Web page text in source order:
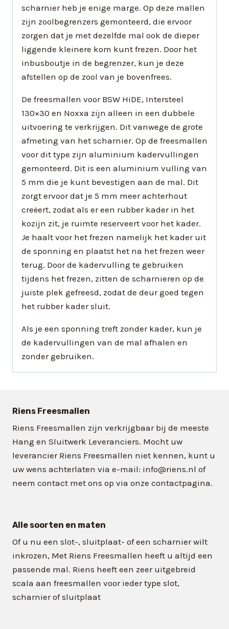
scharnier heb je enige marge. Op deze mallen
zijn zoolbegrenzers gemonteerd, die ervoor
zorgen dat je met dezelfde mal ook de dieper
liggende kleinere kom kunt frezen. Door het
inbusboutje in de begrenzer, kun je deze
afstellen op de zool van je bovenfrees.
De freesmallen voor BSW HiDE, Intersteel
130×30 en Noxxa zijn alleen in een dubbele
uitvoering te verkrijgen. Dit vanwege de grote
afmeting van het scharnier. Op de freesmallen
voor dit type zijn aluminium kadervullingen
gemonteerd. Dit is een aluminium vulling van
5 mm die je kunt bevestigen aan de mal. Dit
zorgt ervoor dat je 5 mm meer achterhout
creëert, zodat als er een rubber kader in het
kozijn zit, je ruimte reserveert voor het kader.
Je haalt voor het frezen namelijk het kader uit
de sponning en plaatst het na het frezen weer
terug. Door de kadervulling te gebruiken
tijdens het frezen, zitten de scharnieren op de
juiste plek gefreesd, zodat de deur goed tegen
het rubber kader sluit.
Als je een sponning treft zonder kader, kun je
de kadervullingen van de mal afhalen en
zonder gebruiken.
Riens Freesmallen
Riens Freesmallen zijn verkrijgbaar bij de meeste
Hang en Sluitwerk Leveranciers. Mocht uw
leverancier Riens Freesmallen niet kennen, kunt u
uw wens achterlaten via e-mail: info@riens.nl of
neem contact met ons op via onze contactpagina.
Alle soorten en maten
Of u nu een slot-, sluitplaat- of een scharnier wilt
inkrozen, Met Riens Freesmallen heeft u altijd een
passende mal. Riens heeft een zeer uitgebreid
scala aan freesmallen voor ieder type slot,
scharnier of sluitplaat